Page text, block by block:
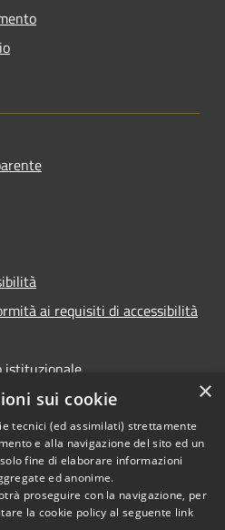
ai requisiti di accessibilità
istituzionale
Copyright © 2023 •
Città di Peschiera
×
sui cookie
tecnici (ed assimilati) strettamente
e alla navigazione del sito ed un
fine di elaborare informazioni
ed anonime.
proseguire con la navigazione, per
la cookie policy al seguente link